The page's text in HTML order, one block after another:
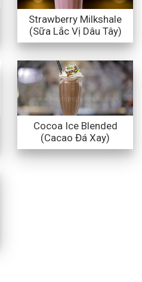
Strawberry Milkshale
(Sữa Lắc Vị Dâu Tây)
Cocoa Ice Blended
(Cacao Đá Xay)